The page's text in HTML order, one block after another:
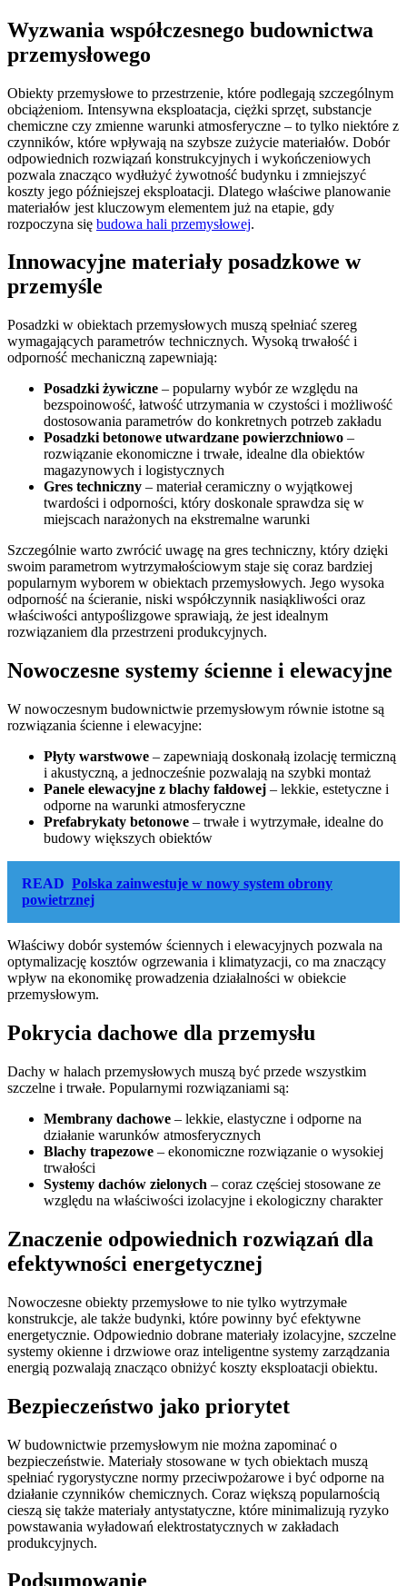
Wyzwania współczesnego budownictwa
przemysłowego
Obiekty przemysłowe to przestrzenie, które podlegają szczególnym
obciążeniom. Intensywna eksploatacja, ciężki sprzęt, substancje
chemiczne czy zmienne warunki atmosferyczne – to tylko niektóre z
czynników, które wpływają na szybsze zużycie materiałów. Dobór
odpowiednich rozwiązań konstrukcyjnych i wykończeniowych
pozwala znacząco wydłużyć żywotność budynku i zmniejszyć
koszty jego późniejszej eksploatacji. Dlatego właściwe planowanie
materiałów jest kluczowym elementem już na etapie, gdy
rozpoczyna się budowa hali przemysłowej.
Innowacyjne materiały posadzkowe w
przemyśle
Posadzki w obiektach przemysłowych muszą spełniać szereg
wymagających parametrów technicznych. Wysoką trwałość i
odporność mechaniczną zapewniają:
Posadzki żywiczne – popularny wybór ze względu na
bezspoinowość, łatwość utrzymania w czystości i możliwość
dostosowania parametrów do konkretnych potrzeb zakładu
Posadzki betonowe utwardzane powierzchniowo –
rozwiązanie ekonomiczne i trwałe, idealne dla obiektów
magazynowych i logistycznych
Gres techniczny – materiał ceramiczny o wyjątkowej
twardości i odporności, który doskonale sprawdza się w
miejscach narażonych na ekstremalne warunki
Szczególnie warto zwrócić uwagę na gres techniczny, który dzięki
swoim parametrom wytrzymałościowym staje się coraz bardziej
popularnym wyborem w obiektach przemysłowych. Jego wysoka
odporność na ścieranie, niski współczynnik nasiąkliwości oraz
właściwości antypoślizgowe sprawiają, że jest idealnym
rozwiązaniem dla przestrzeni produkcyjnych.
Nowoczesne systemy ścienne i elewacyjne
W nowoczesnym budownictwie przemysłowym równie istotne są
rozwiązania ścienne i elewacyjne:
Płyty warstwowe – zapewniają doskonałą izolację termiczną
i akustyczną, a jednocześnie pozwalają na szybki montaż
Panele elewacyjne z blachy fałdowej – lekkie, estetyczne i
odporne na warunki atmosferyczne
Prefabrykaty betonowe – trwałe i wytrzymałe, idealne do
budowy większych obiektów
READ Polska zainwestuje w nowy system obrony
powietrznej
Właściwy dobór systemów ściennych i elewacyjnych pozwala na
optymalizację kosztów ogrzewania i klimatyzacji, co ma znaczący
wpływ na ekonomikę prowadzenia działalności w obiekcie
przemysłowym.
Pokrycia dachowe dla przemysłu
Dachy w halach przemysłowych muszą być przede wszystkim
szczelne i trwałe. Popularnymi rozwiązaniami są:
Membrany dachowe – lekkie, elastyczne i odporne na
działanie warunków atmosferycznych
Blachy trapezowe – ekonomiczne rozwiązanie o wysokiej
trwałości
Systemy dachów zielonych – coraz częściej stosowane ze
względu na właściwości izolacyjne i ekologiczny charakter
Znaczenie odpowiednich rozwiązań dla
efektywności energetycznej
Nowoczesne obiekty przemysłowe to nie tylko wytrzymałe
konstrukcje, ale także budynki, które powinny być efektywne
energetycznie. Odpowiednio dobrane materiały izolacyjne, szczelne
systemy okienne i drzwiowe oraz inteligentne systemy zarządzania
energią pozwalają znacząco obniżyć koszty eksploatacji obiektu.
Bezpieczeństwo jako priorytet
W budownictwie przemysłowym nie można zapominać o
bezpieczeństwie. Materiały stosowane w tych obiektach muszą
spełniać rygorystyczne normy przeciwpożarowe i być odporne na
działanie czynników chemicznych. Coraz większą popularnością
cieszą się także materiały antystatyczne, które minimalizują ryzyko
powstawania wyładowań elektrostatycznych w zakładach
produkcyjnych.
Podsumowanie